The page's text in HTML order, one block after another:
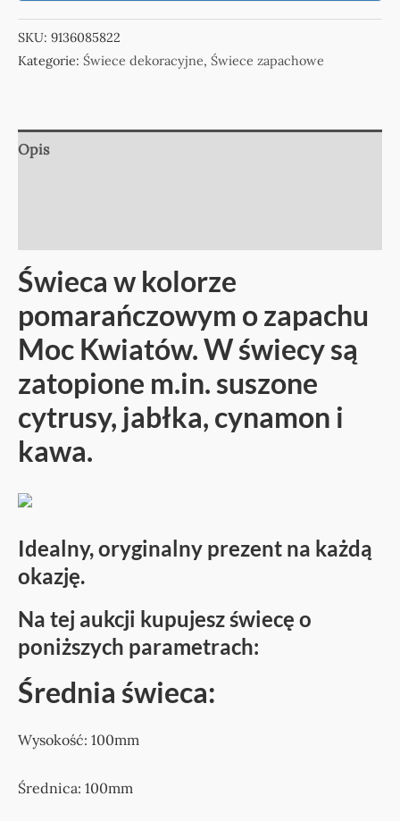
SKU: 9136085822
Kategorie: Świece dekoracyjne, Świece zapachowe
Opis
Świeca w kolorze
pomarańczowym o zapachu
Moc Kwiatów. W świecy są
zatopione m.in. suszone
cytrusy, jabłka, cynamon i
kawa.
Idealny, oryginalny prezent na każdą
okazję.
Na tej aukcji kupujesz świecę o
poniższych parametrach:
Średnia świeca:
Wysokość: 100mm
Średnica: 100mm